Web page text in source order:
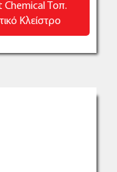
Chemical Τοπ.
Κλείστρο